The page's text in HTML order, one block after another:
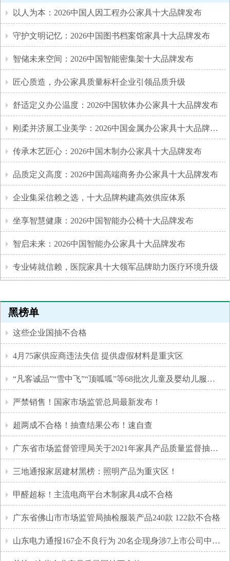
以人为本：2026中国人因工程办公家具十大品牌发布
守护文明记忆：2026中国图书档案馆家具十大品牌发布
智储未来空间：2026中国智能密集架十大品牌发布
匠心质造，办公家具质量标杆企业引领品质升级
舒适定义办公温度：2026中国软体办公家具十大品牌发布
刚柔并济展工业美学：2026中国金属办公家具十大品牌发布
传承木艺匠心：2026中国木制办公家具十大品牌发布
品质定义高度：2026中国高端商务办公家具十大品牌发布
企业集采信赖之选，十大品牌构建高效供应体系
坐享智慧健康：2026中国智能办公椅十大品牌发布
智启未来：2026中国智能办公家具十大品牌发布
专业铸就信赖，医院家具十大领军品牌助力医疗环境升级
黑榜单
这些企业国抽不合格
4月75家供应商违法失信 提供虚假材料是重灾区
“凡客诚品”“雪中飞”“顶呱呱”等68批次儿童及婴幼儿服装不合格！
严禁销售！国家市场监管总局最新发布！
超两成不合格！抽查结果公布！速自查
广东省市场监督管理局关于2021年家具产品质量监督抽查情况的通告
三地通报家居建材黑榜：照明产品为重灾区！
甲醛超标！主流电商平台木制家具4成不合格
广东省佛山市市场监管局抽检服装产品240款 122款不合格
山东电力通报167企不良行为 20名企现身涉7上市公司中国电气3席